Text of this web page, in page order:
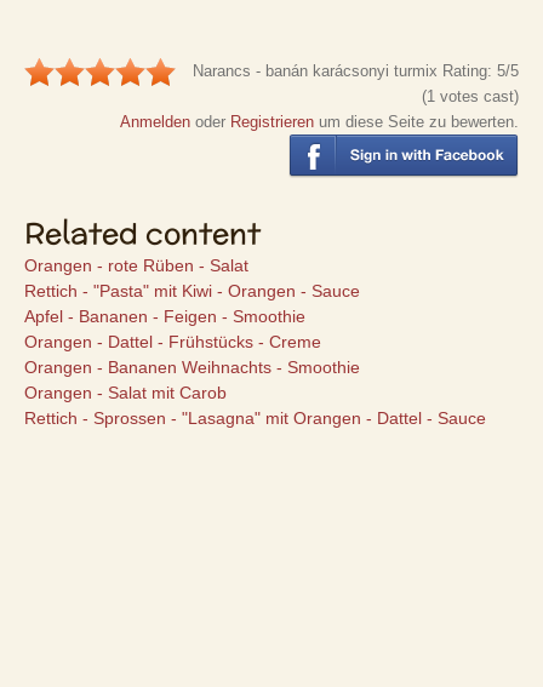
Narancs - banán karácsonyi turmix Rating: 5/5
(1 votes cast)
Anmelden oder Registrieren um diese Seite zu bewerten.
Related content
Orangen - rote Rüben - Salat
Rettich - "Pasta" mit Kiwi - Orangen - Sauce
Apfel - Bananen - Feigen - Smoothie
Orangen - Dattel - Frühstücks - Creme
Orangen - Bananen Weihnachts - Smoothie
Orangen - Salat mit Carob
Rettich - Sprossen - "Lasagna" mit Orangen - Dattel - Sauce